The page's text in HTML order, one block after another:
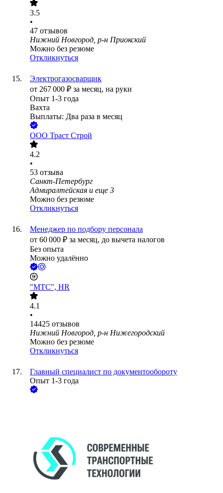
3.5
•
47 отзывов
Нижний Новгород, р-н Приокский
Можно без резюме
Откликнуться
Электрогазосварщик
от 267 000 ₽ за месяц, на руки
Опыт 1-3 года
Вахта
Выплаты: Два раза в месяц
ООО Траст Строй
4.2
•
53 отзыва
Санкт-Петербург
Адмиралтейская и еще 3
Можно без резюме
Откликнуться
Менеджер по подбору персонала
от 60 000 ₽ за месяц, до вычета налогов
Без опыта
Можно удалённо
"МТС", HR
4.1
•
14425 отзывов
Нижний Новгород, р-н Нижегородский
Можно без резюме
Откликнуться
Главный специалист по документообороту
Опыт 1-3 года